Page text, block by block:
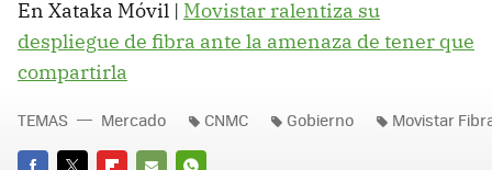
En Xataka Móvil | Movistar ralentiza su
despliegue de fibra ante la amenaza de tener que
compartirla
TEMAS Mercado CNMC Gobierno Movistar